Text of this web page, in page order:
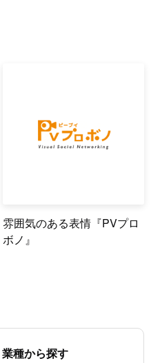
雰囲気のある表情『PVプロ
ボノ』
業種から探す